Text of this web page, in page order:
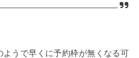
ようで早くに予約枠が無くなる可